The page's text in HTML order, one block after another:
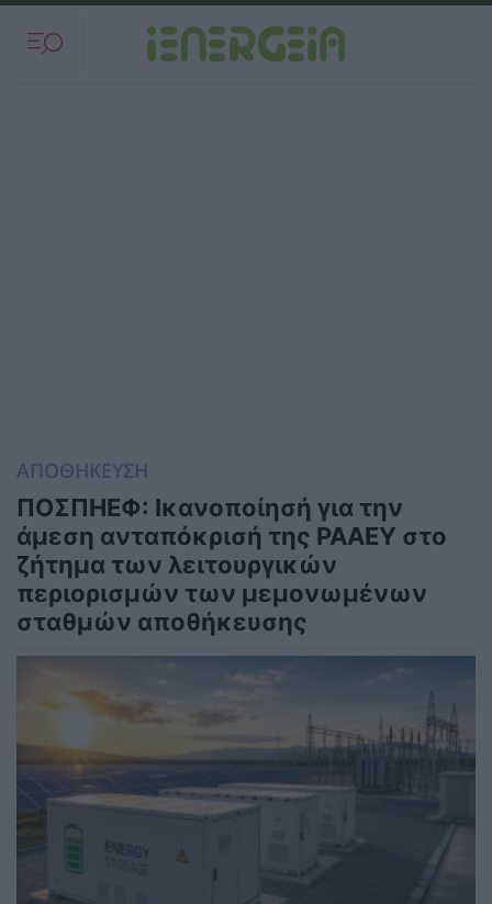
ΑΠΟΘΗΚΕΥΣΗ
ΠΟΣΠΗΕΦ: Ικανοποίησή για την
άμεση ανταπόκρισή της ΡΑΑΕΥ στο
ζήτημα των λειτουργικών
περιορισμών των μεμονωμένων
σταθμών αποθήκευσης